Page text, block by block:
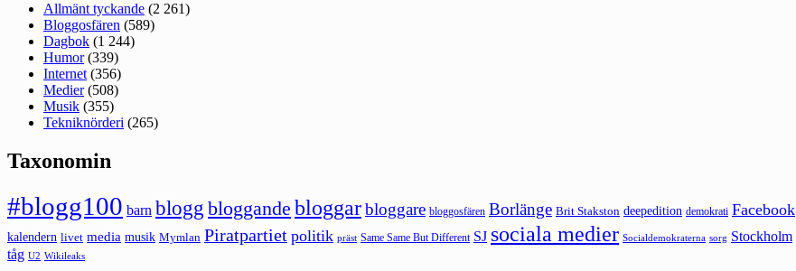
Allmänt tyckande (2 261)
Bloggosfären (589)
Dagbok (1 244)
Humor(339)
Internet (356)
Medier(508)
Musik (355)
Tekniknörderi (265)
Taxonomin
#blogg100 barn blogg bloggande bloggarbloggare bloggosfären Borlänge Brit Stakston deepedition demokrati Facebook
kalendern livet media musik Mymlan Piratpartiet politik präst Same Same But Different SJ sociala medier Socialdemokraterna sorg Stockholm
tåg U2 Wikileaks